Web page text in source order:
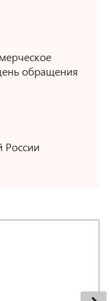
обращения
России